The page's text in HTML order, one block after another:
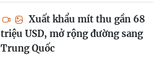
Xuất khẩu mít thu gần 68
triệu USD, mở rộng đường sang
Trung Quốc